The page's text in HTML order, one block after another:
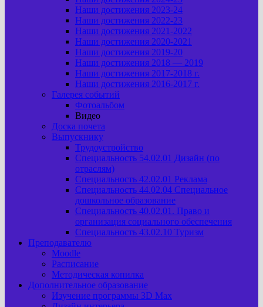
Наши достижения 2023-24
Наши достижения 2022-23
Наши достижения 2021-2022
Наши достижения 2020-2021
Наши достижения 2019-20
Наши достижения 2018 — 2019
Наши достижения 2017-2018 г.
Наши достижения 2016-2017 г.
Галерея событий
Фотоальбом
Видео
Доска почета
Выпускнику
Трудоустройство
Специальность 54.02.01 Дизайн (по
отраслям)
Специальность 42.02.01 Реклама
Специальность 44.02.04 Специальное
дошкольное образование
Специальность 40.02.01. Право и
организация социального обеспечения
Специальность 43.02.10 Туризм
Преподавателю
Moodle
Расписание
Методическая копилка
Дополнительное образование
Изучение программы 3D Max